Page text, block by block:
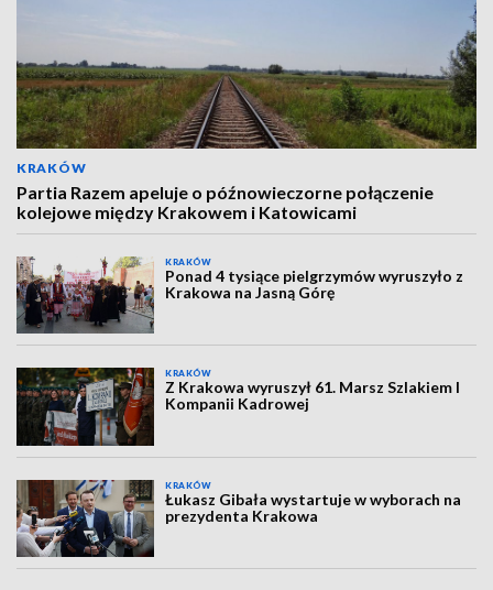
KRAKÓW
Partia Razem apeluje o późnowieczorne połączenie
kolejowe między Krakowem i Katowicami
KRAKÓW
Ponad 4 tysiące pielgrzymów wyruszyło z
Krakowa na Jasną Górę
KRAKÓW
Z Krakowa wyruszył 61. Marsz Szlakiem I
Kompanii Kadrowej
KRAKÓW
Łukasz Gibała wystartuje w wyborach na
prezydenta Krakowa